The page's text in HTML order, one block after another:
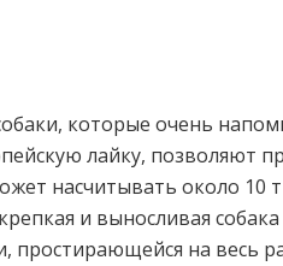
которые очень
лайку, позволяют
насчитывать около 10
и выносливая
простирающейся на весь